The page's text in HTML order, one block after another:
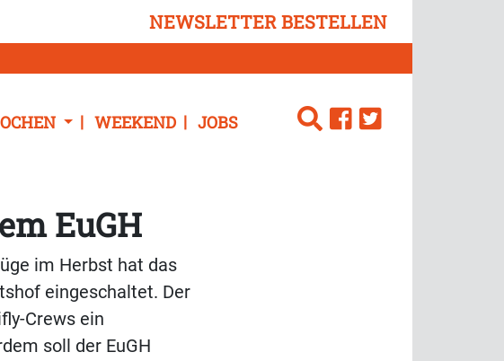
NEWSLETTER BESTELLEN
WEEKEND JOBS
EuGH
im Herbst hat das
eingeschaltet. Der
Crews ein
soll der EuGH